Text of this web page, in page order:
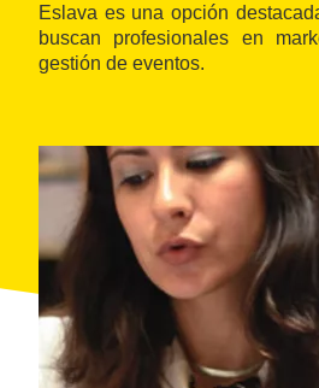
Eslava es una opción
buscan profesionales en
gestión de eventos.